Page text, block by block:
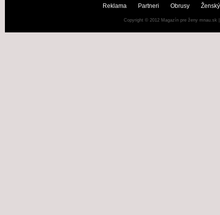
Reklama Partneri Obrusy
Copyright © 2012 Magazín pre ženy mnau.sk